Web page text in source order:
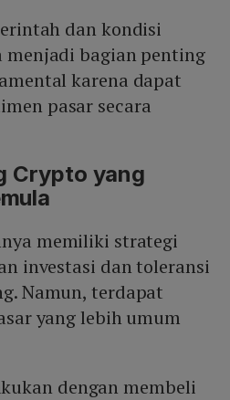
dan kondisi
menjadi bagian penting
karena dapat
pasar secara
Crypto yang
memiliki strategi
investasi dan toleransi
Namun, terdapat
yang lebih umum
dengan membeli